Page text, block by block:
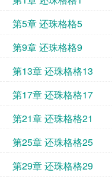
第5章 还珠格格5
第9章 还珠格格9
第13章 还珠格格13
第17章 还珠格格17
第21章 还珠格格21
第25章 还珠格格25
第29章 还珠格格29